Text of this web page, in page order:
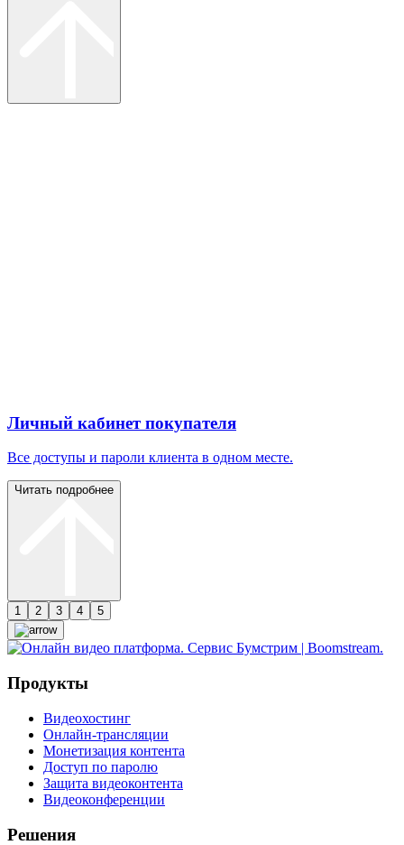
Личный кабинет покупателя
Все доступы и пароли клиента в одном месте.
Читать подробнее
1 2 3 4 5
Продукты
Видеохостинг
Онлайн-трансляции
Монетизация контента
Доступ по паролю
Защита видеоконтента
Видеоконференции
Решения